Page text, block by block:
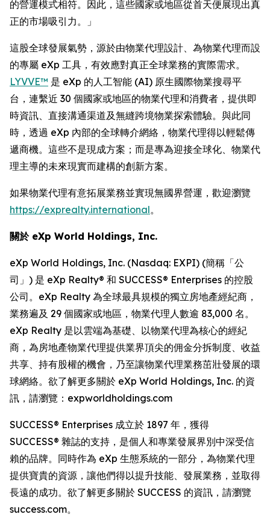
的營運模式相符。因此，這些國家或地區從首天便展現出真
正的市場吸引力。」
這股全球發展氣勢，源於由物業代理設計、為物業代理而設
的專屬 eXp 工具，有效應對真正全球業務的實際需求。
LYVVE™ 是 eXp 的人工智能 (AI) 原生國際物業搜尋平
台，連繫近 30 個國家或地區的物業代理和消費者，提供即
時資訊、直接溝通渠道及無縫跨境物業探索體驗。與此同
時，透過 eXp 內部的全球轉介網絡，物業代理得以輕鬆傳
遞商機。這些不是現成方案；而是專為迎接全球化、物業代
理主導的未來現實而建構的創新方案。
如果物業代理有意拓展業務並實現無國界營運，歡迎瀏覽
https://exprealty.international。
關於 eXp World Holdings, Inc.
eXp World Holdings, Inc. (Nasdaq: EXPI) (簡稱「公
司」) 是 eXp Realty® 和 SUCCESS® Enterprises 的控股
公司。eXp Realty 為全球最具規模的獨立房地產經紀商，
業務遍及 29 個國家或地區，物業代理人數逾 83,000 名。
eXp Realty 是以雲端為基礎、以物業代理為核心的經紀
商，為房地產物業代理提供業界頂尖的佣金分拆制度、收益
共享、持有股權的機會，乃至讓物業代理業務茁壯發展的環
球網絡。欲了解更多關於 eXp World Holdings, Inc. 的資
訊，請瀏覽：expworldholdings.com
SUCCESS® Enterprises 成立於 1897 年，獲得
SUCCESS® 雜誌的支持，是個人和專業發展界別中深受信
賴的品牌。同時作為 eXp 生態系統的一部分，為物業代理
提供寶貴的資源，讓他們得以提升技能、發展業務，並取得
長遠的成功。欲了解更多關於 SUCCESS 的資訊，請瀏覽
success.com。